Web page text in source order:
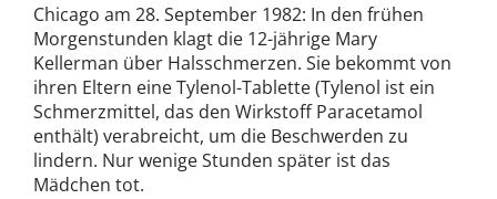
Chicago am 28. September 1982: In den frühen
Morgenstunden klagt die 12-jährige Mary
Kellerman über Halsschmerzen. Sie bekommt von
ihren Eltern eine Tylenol-Tablette (Tylenol ist ein
Schmerzmittel, das den Wirkstoff Paracetamol
enthält) verabreicht, um die Beschwerden zu
lindern. Nur wenige Stunden später ist das
Mädchen tot.